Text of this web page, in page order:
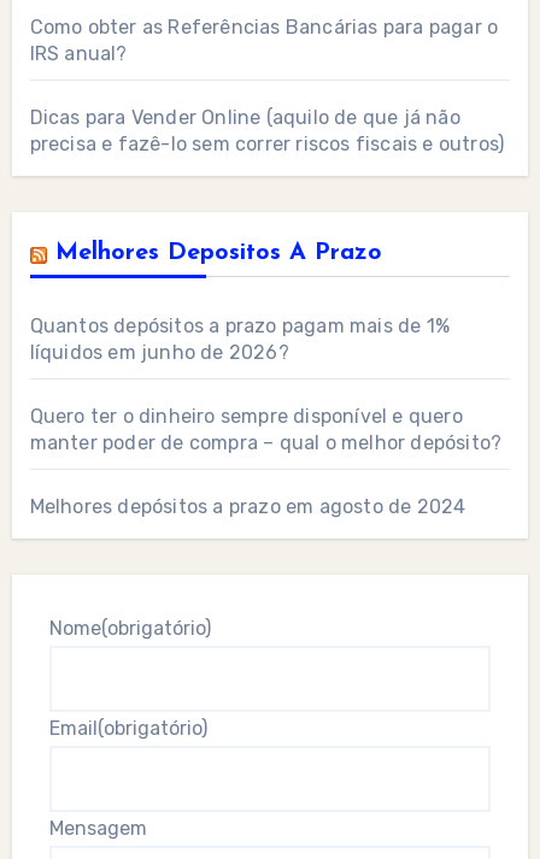
Como obter as Referências Bancárias para pagar o
IRS anual?
Dicas para Vender Online (aquilo de que já não
precisa e fazê-lo sem correr riscos fiscais e outros)
Melhores Depositos A Prazo
Quantos depósitos a prazo pagam mais de 1%
líquidos em junho de 2026?
Quero ter o dinheiro sempre disponível e quero
manter poder de compra – qual o melhor depósito?
Melhores depósitos a prazo em agosto de 2024
Nome(obrigatório)
Email (obrigatório)
Mensagem